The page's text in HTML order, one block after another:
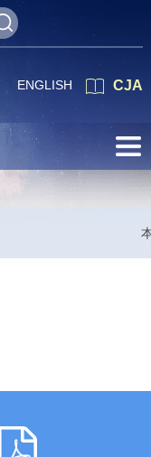
CJA
ENGLISH